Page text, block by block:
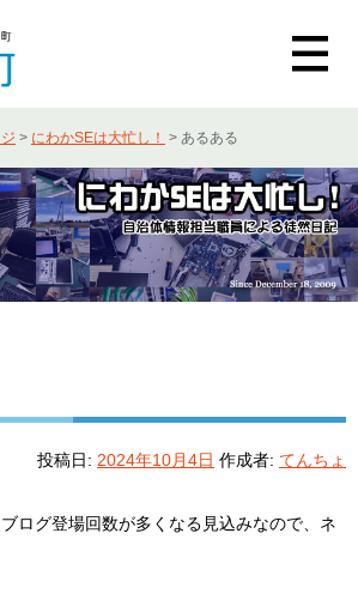
> にわかSEは大忙し！ > あるある
投稿日: 2024年10月4日 作成者: てんちょ
ログ登場回数が多くなる見込みなので、ネ